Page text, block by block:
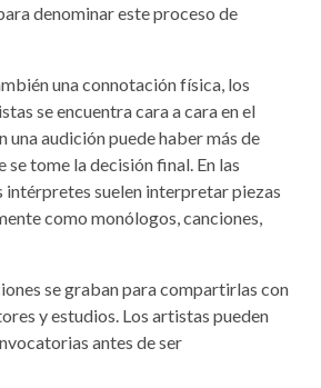
denominar este proceso de
una connotación física, los
se encuentra cara a cara en el
una audición puede haber más de
se tome la decisión final. En las
intérpretes suelen interpretar piezas
como monólogos, canciones,
se graban para compartirlas con
y estudios. Los artistas pueden
antes de ser